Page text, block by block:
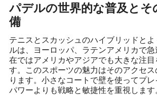
パデルの世界的な普及とそ
備
テニスとスカッシュのハイブリッドと
ルは、ヨーロッパ、ラテンアメリカで
在ではアメリカやアジアでも大きな注目
す。このスポーツの魅力はそのアクセ
ります。小さなコートで壁を使ってプ
パワーよりも戦略と敏捷性を重視します